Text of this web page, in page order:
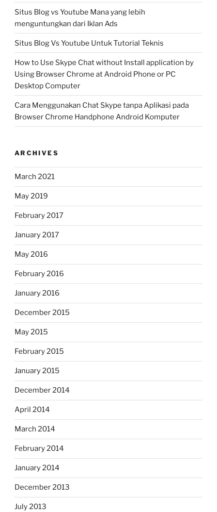
Situs Blog vs Youtube Mana yang lebih
menguntungkan dari Iklan Ads
Situs Blog Vs Youtube Untuk Tutorial Teknis
How to Use Skype Chat without Install application by
Using Browser Chrome at Android Phone or PC
Desktop Computer
Cara Menggunakan Chat Skype tanpa Aplikasi pada
Browser Chrome Handphone Android Komputer
ARCHIVES
March 2021
May 2019
February 2017
January 2017
May 2016
February 2016
January 2016
December 2015
May 2015
February 2015
January 2015
December 2014
April 2014
March 2014
February 2014
January 2014
December 2013
July 2013